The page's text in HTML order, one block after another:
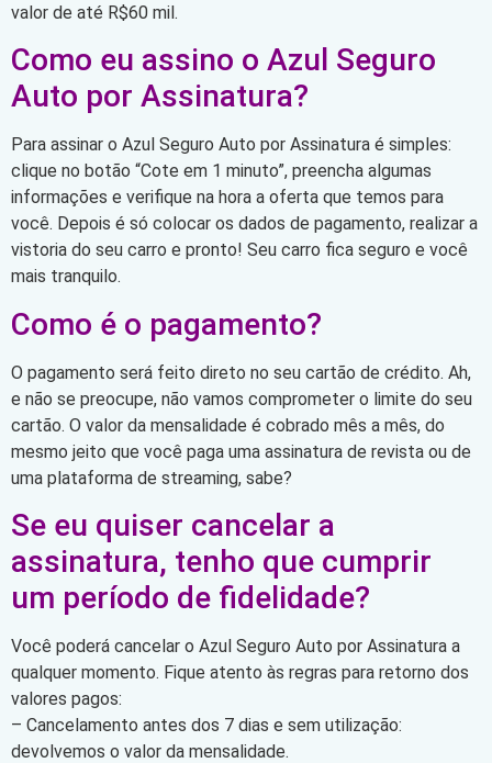
valor de até R$60 mil.
Como eu assino o Azul Seguro
Auto por Assinatura?
Para assinar o Azul Seguro Auto por Assinatura é simples:
clique no botão “Cote em 1 minuto”, preencha algumas
informações e verifique na hora a oferta que temos para
você. Depois é só colocar os dados de pagamento, realizar a
vistoria do seu carro e pronto! Seu carro fica seguro e você
mais tranquilo.
Como é o pagamento?
O pagamento será feito direto no seu cartão de crédito. Ah,
e não se preocupe, não vamos comprometer o limite do seu
cartão. O valor da mensalidade é cobrado mês a mês, do
mesmo jeito que você paga uma assinatura de revista ou de
uma plataforma de streaming, sabe?
Se eu quiser cancelar a
assinatura, tenho que cumprir
um período de fidelidade?
Você poderá cancelar o Azul Seguro Auto por Assinatura a
qualquer momento. Fique atento às regras para retorno dos
valores pagos:
– Cancelamento antes dos 7 dias e sem utilização:
devolvemos o valor da mensalidade.